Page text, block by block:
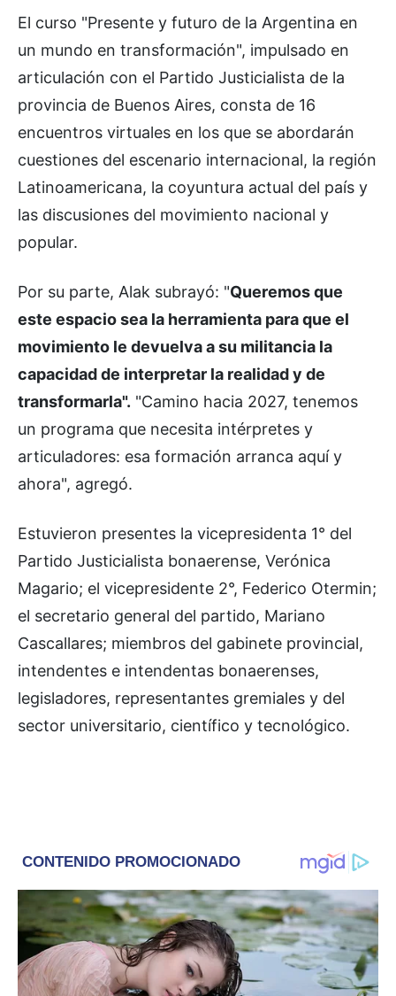
El curso "Presente y futuro de la Argentina en
un mundo en transformación", impulsado en
articulación con el Partido Justicialista de la
provincia de Buenos Aires, consta de 16
encuentros virtuales en los que se abordarán
cuestiones del escenario internacional, la región
Latinoamericana, la coyuntura actual del país y
las discusiones del movimiento nacional y
popular.
Por su parte, Alak subrayó: "Queremos que
este espacio sea la herramienta para que el
movimiento le devuelva a su militancia la
capacidad de interpretar la realidad y de
transformarla". "Camino hacia 2027, tenemos
un programa que necesita intérpretes y
articuladores: esa formación arranca aquí y
ahora", agregó.
Estuvieron presentes la vicepresidenta 1° del
Partido Justicialista bonaerense, Verónica
Magario; el vicepresidente 2°, Federico Otermin;
el secretario general del partido, Mariano
Cascallares; miembros del gabinete provincial,
intendentes e intendentas bonaerenses,
legisladores, representantes gremiales y del
sector universitario, científico y tecnológico.